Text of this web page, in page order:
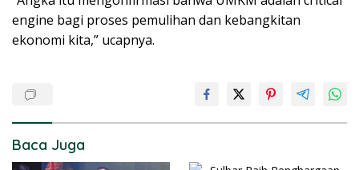
engine bagi proses pemulihan dan kebangkitan
ekonomi kita,” ucapnya.
Baca Juga